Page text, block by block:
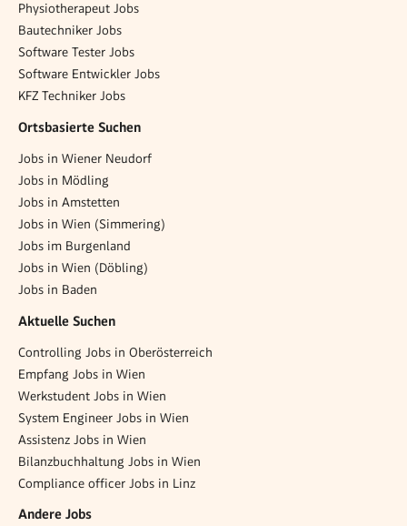
Physiotherapeut Jobs
Bautechniker Jobs
Software Tester Jobs
Software Entwickler Jobs
KFZ Techniker Jobs
Ortsbasierte Suchen
Jobs in Wiener Neudorf
Jobs in Mödling
Jobs in Amstetten
Jobs in Wien (Simmering)
Jobs im Burgenland
Jobs in Wien (Döbling)
Jobs in Baden
Aktuelle Suchen
Controlling Jobs in Oberösterreich
Empfang Jobs in Wien
Werkstudent Jobs in Wien
System Engineer Jobs in Wien
Assistenz Jobs in Wien
Bilanzbuchhaltung Jobs in Wien
Compliance officer Jobs in Linz
Andere Jobs